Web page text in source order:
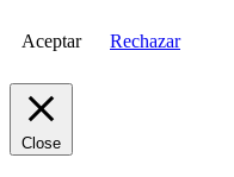
Aceptar Rechazar
Close